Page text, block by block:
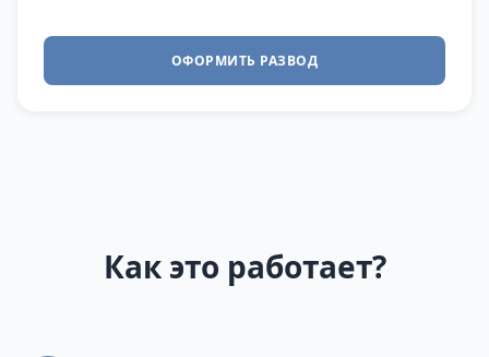
ОФОРМИТЬ РАЗВОД
Как это работает?